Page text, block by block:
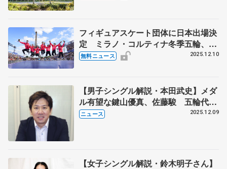
フィギュアスケート団体に日本出場決
定 ミラノ・コルティナ冬季五輪、前
回「銀」
無料ニュース 2025.12.10
【男子シングル解説・本田武史】メダ
ル有望な鍵山優真、佐藤駿 五輪代表
３枠目争いは三浦佳生か友野一希か
ニュース 2025.12.09
【女子シングル解説・鈴木明子さん】